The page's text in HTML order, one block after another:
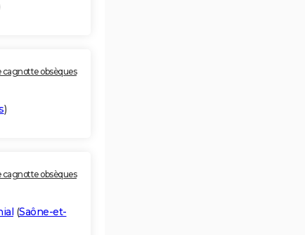
cagnotte obsèques
)
cagnotte obsèques
(Saône-et-